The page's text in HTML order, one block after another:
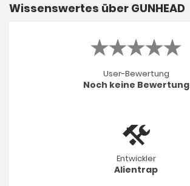
Wissenswertes über GUNHEAD
User-Bewertung
Noch keine Bewertung
Entwickler
Alientrap